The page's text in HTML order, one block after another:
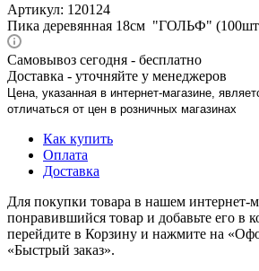
Артикул: 120124
Пика деревянная 18см "ГОЛЬФ"
Самовывоз сегодня - бесплатно
Доставка - уточняйте у менеджеров
Цена, указанная в интернет-магазине,
отличаться от цен в розничных магазинах
Как купить
Оплата
Доставка
Для покупки товара в нашем интернет-
понравившийся товар и добавьте его в
перейдите в Корзину и нажмите на
«Быстрый заказ».